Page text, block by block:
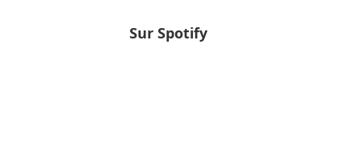
Sur Spotify